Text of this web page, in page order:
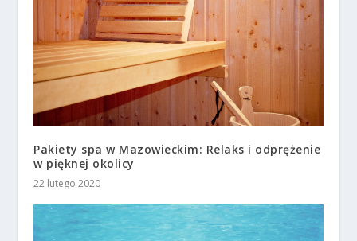
Pakiety spa w Mazowieckim: Relaks i odprężenie
w pięknej okolicy
22 lutego 2020